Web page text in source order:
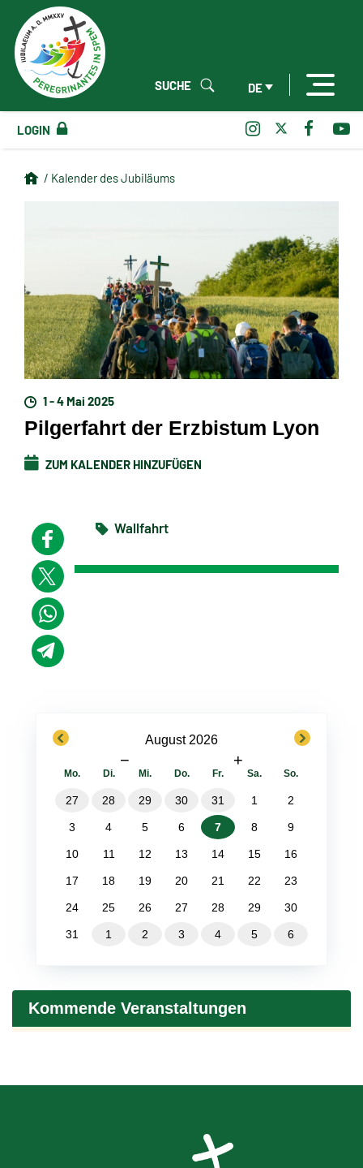
DE
SUCHE
LOGIN
/ Kalender des Jubiläums
1 - 4 Mai 2025
Pilgerfahrt der Erzbistum Lyon
ZUM KALENDER HINZUFÜGEN
Wallfahrt
previous August 2026
− +
next
Mo. Di. Mi. Do. Fr. Sa. So.
27 28 29 30 31 1 2
3 4 5 6 7 8 9
10 11 12 13 14 15 16
17 18 19 20 21 22 23
24 25 26 27 28 29 30
31 1 2 3 4 5 6
Kommende Veranstaltungen